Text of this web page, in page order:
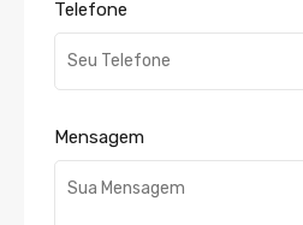
Telefone
Mensagem